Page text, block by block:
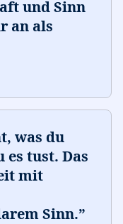
und Sinn
an als
was du
tust. Das
mit
Sinn.”